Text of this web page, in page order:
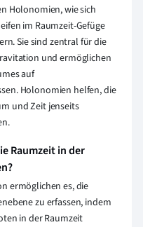
Holonomien, wie sich
im Raumzeit-Gefüge
Sie sind zentral für die
und ermöglichen
auf
Holonomien helfen, die
und Zeit jenseits
Raumzeit in der
ermöglichen es, die
zu erfassen, indem
in der Raumzeit